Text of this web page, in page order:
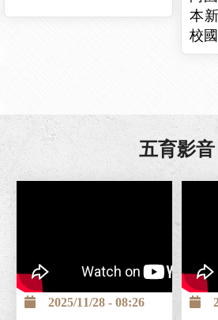
本
校
五育影音
2025/11/28 - 08:26